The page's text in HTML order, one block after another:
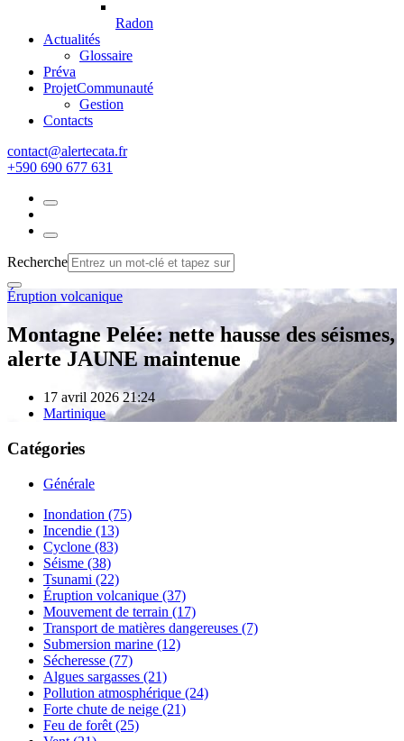
Radon
Actualités
Glossaire
Préva
ProjetCommunauté
Gestion
Contacts
rf.atacetrela@tcatnoc
+590 690 677 631
Recherche
Éruption volcanique
Montagne Pelée: nette hausse des séismes,
alerte JAUNE maintenue
17 avril 2026 21:24
Martinique
Catégories
Générale
Inondation (75)
Incendie (13)
Cyclone (83)
Séisme (38)
Tsunami (22)
Éruption volcanique (37)
Mouvement de terrain (17)
Transport de matières dangereuses (7)
Submersion marine (12)
Sécheresse (77)
Algues sargasses (21)
Pollution atmosphérique (24)
Forte chute de neige (21)
Feu de forêt (25)